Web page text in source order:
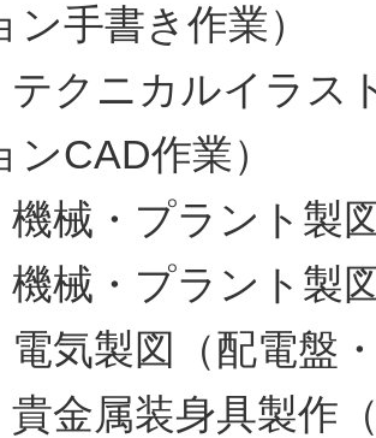
ン手書き作業）
テクニカルイラ
ンCAD作業）
機械・プラント製
機械・プラント製
電気製図（配電盤
貴金属装身具製作